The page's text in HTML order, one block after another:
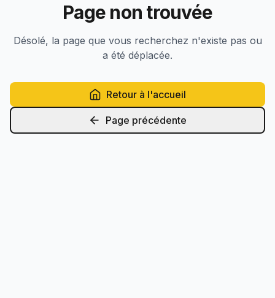
Page non trouvée
Désolé, la page que vous recherchez n'existe pas ou
a été déplacée.
Retour à l'accueil
Page précédente